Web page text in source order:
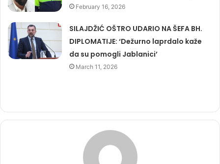
February 16, 2026
SILAJDŽIĆ OŠTRO UDARIO NA ŠEFA BH.
DIPLOMATIJE: ‘Dežurno laprdalo kaže
da su pomogli Jablanici’
March 11, 2026